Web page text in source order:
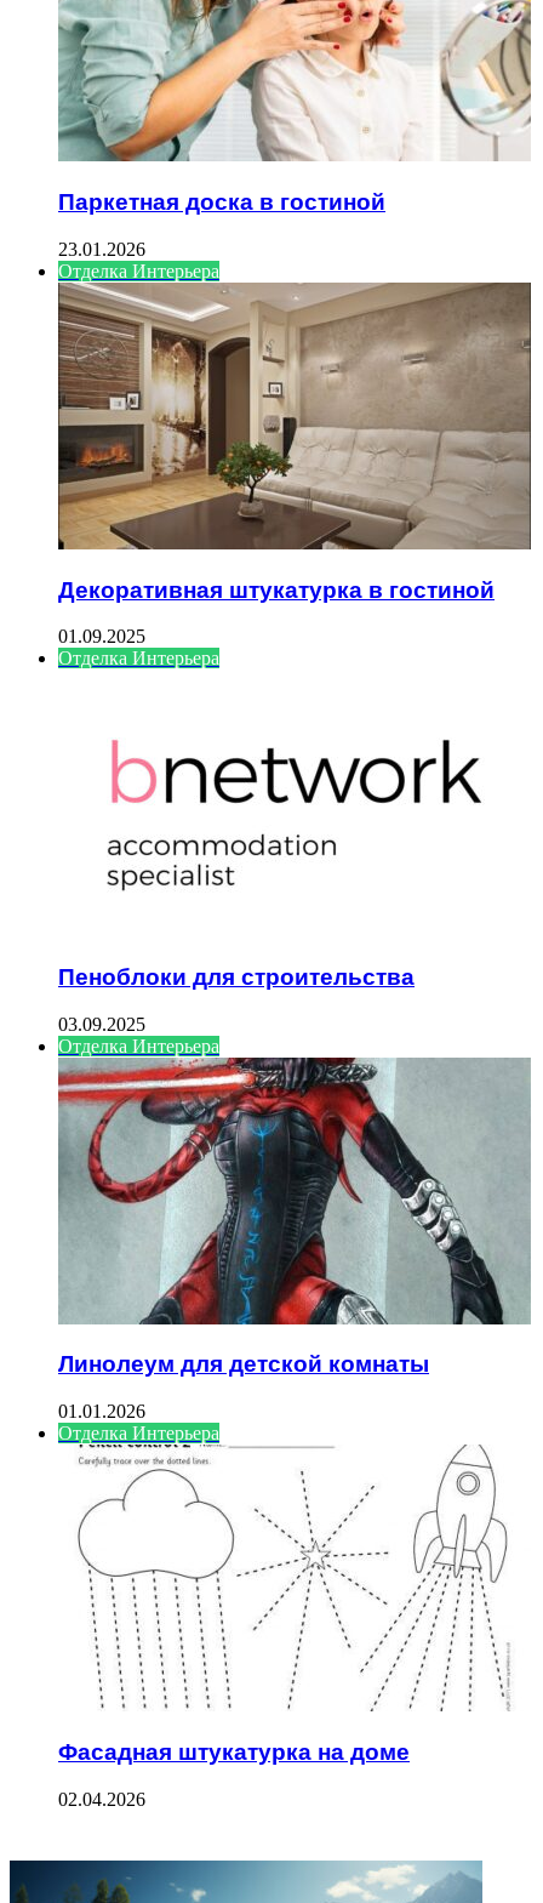
Паркетная доска в гостиной
23.01.2026
Отделка Интерьера
Декоративная штукатурка в гостиной
01.09.2025
Отделка Интерьера
Пеноблоки для строительства
03.09.2025
Отделка Интерьера
Линолеум для детской комнаты
01.01.2026
Отделка Интерьера
Фасадная штукатурка на доме
02.04.2026